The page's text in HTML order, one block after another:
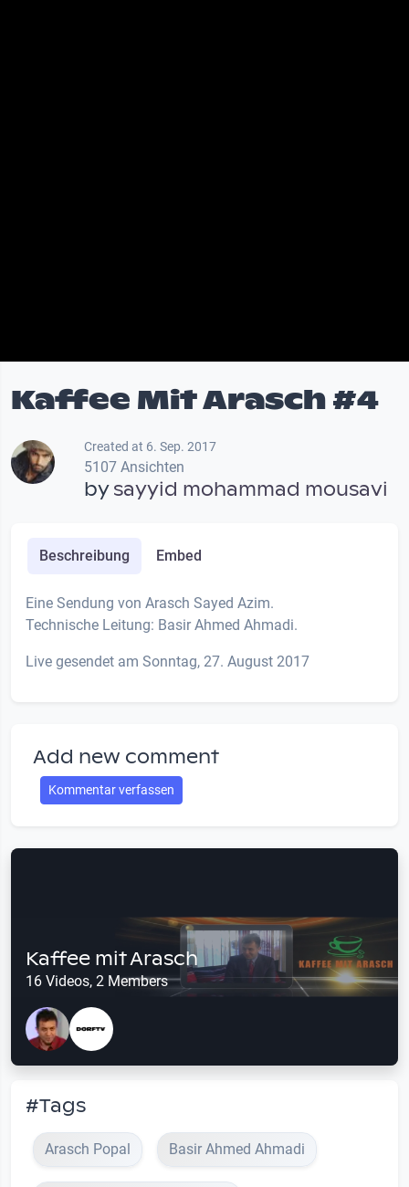
Kaffee Mit Arasch #4
Created at 6. Sep. 2017
5107 Ansichten
bysayyid mohammad mousavi
Beschreibung Embed
Eine Sendung von Arasch Sayed Azim.
Technische Leitung: Basir Ahmed Ahmadi.
Live gesendet am Sonntag, 27. August 2017
Add new comment
Kommentar verfassen
Kaffee mit Arasch
16 Videos, 2 Members
#Tags
Arasch Popal Basir Ahmed Ahmadi